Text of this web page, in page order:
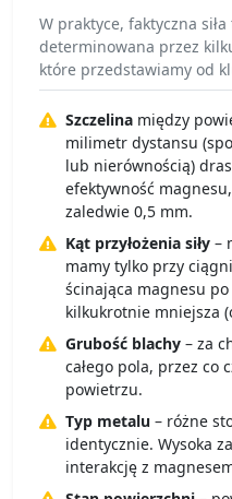
W praktyce, faktyczna
determinowana przez
które przedstawiamy od
Szczelina między
milimetr dystansu
lub nierównością)
efektywność
zaledwie 0,5 mm.
Kąt przyłożenia siły –
mamy tylko przy
ścinająca magnesu
kilkukrotnie mniejsza
Grubość blachy – za
całego pola, przez co
powietrzu.
Typ metalu – różne
identycznie. Wysoka
interakcję z